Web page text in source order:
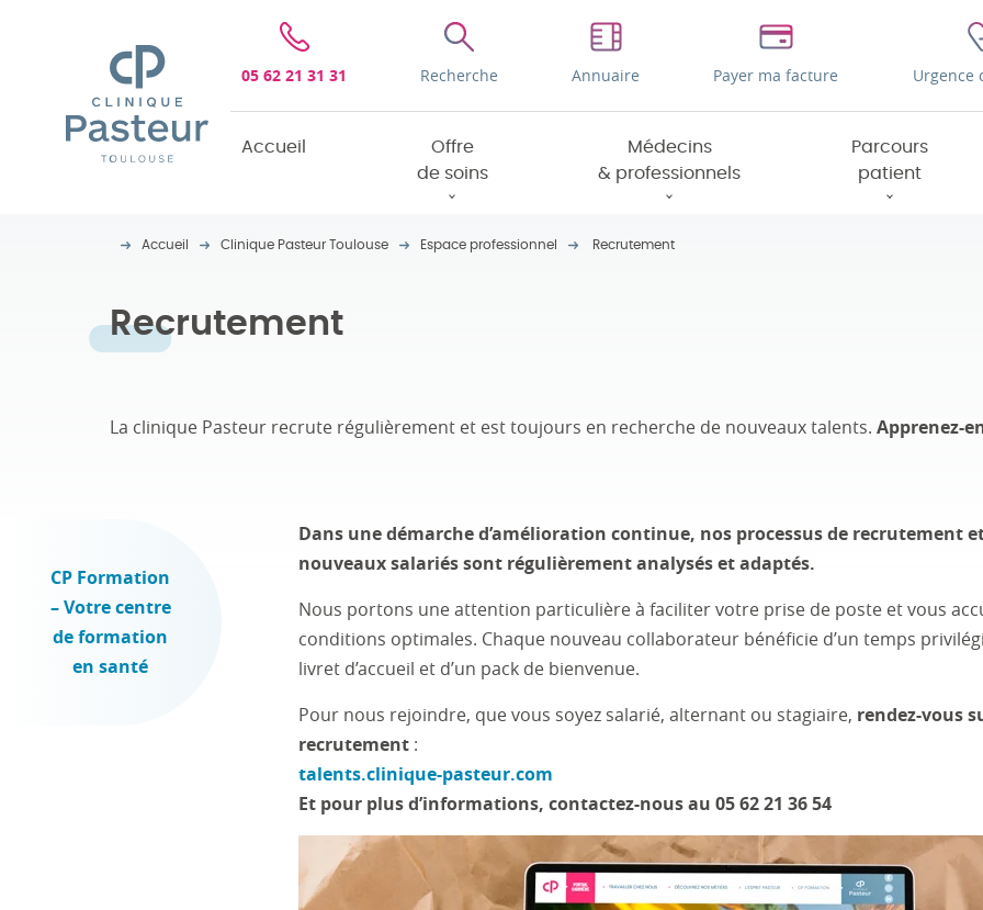
Clinique Pasteur
05 62 21 31 31 Recherche Annuaire Payer ma facture Urgence
Accueil
Offre
de soins
Médecins
& professionnels
Parcours
patient
Accueil Clinique Pasteur Toulouse Espace professionnel Recrutement
Recrutement
La clinique Pasteur recrute régulièrement et est toujours en recherche de nouveaux talents. Apprenez-
CP Formation
– Votre centre
de formation
en santé
Dans une démarche d’amélioration continue, nos processus de recrutement
nouveaux salariés sont régulièrement analysés et adaptés.
Nous portons une attention particulière à faciliter votre prise de poste et vous
conditions optimales. Chaque nouveau collaborateur bénéficie d’un temps
livret d’accueil et d’un pack de bienvenue.
Pour nous rejoindre, que vous soyez salarié, alternant ou stagiaire, rendez-vous
recrutement:
talents.clinique-pasteur.com
Et pour plus d’informations, contactez-nous au 05 62 21 36 54